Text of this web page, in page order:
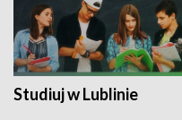
Studiuj w Lublinie